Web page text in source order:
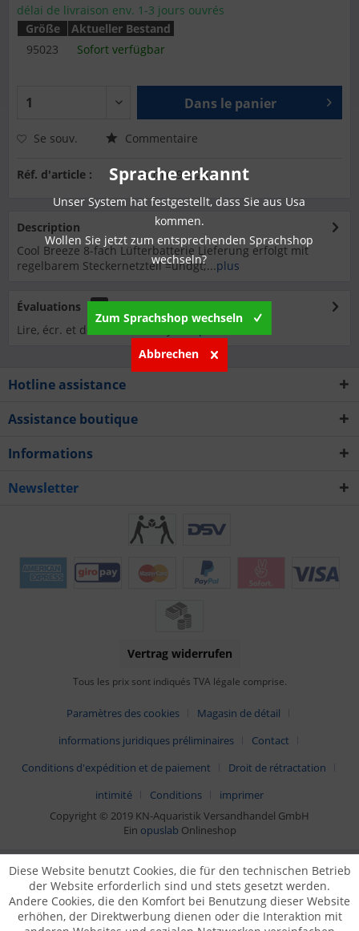
délai de livraison env. 1-3 jours ouvrés
Größe
Aktueller Bestand
95023
Sofort verfügbar
Dans le panier
Se souv. Commentaire
Réf. d'article : GroTe-95023
Description
Cool Breeze 8-fach Lüfterbatterie Lieferung erfolgt mit
regelbarem Steckernetzteil =undgt;...plus
Évaluations
0
Lire, écr. et débatt. des analyses…
Hotline assistance
Assistance boutique
Informations
Newsletter
Vertrag widerrufen
Tous les prix sont indiqués TVA légale comprise.
Paramètres des cookies
Magasin de détail
informations juridiques préliminaires
Contact
Conditions d'expédition et de paiement
Droit de rétractation
intimité
Conditions
imprimer
Copyright © 2019 KN-Aquaristik Versandhandel GmbH
Ein opuslab Onlineshop
Diese Website benutzt Cookies, die für den technischen Betrieb
der Website erforderlich sind und stets gesetzt werden.
Andere Cookies, die den Komfort bei Benutzung dieser Website
erhöhen, der Direktwerbung dienen oder die Interaktion mit
Sprache erkannt
Unser System hat festgestellt, dass Sie aus Usa
kommen.
Wollen Sie jetzt zum entsprechenden Sprachshop
wechseln?
Zum Sprachshop wechseln
Abbrechen